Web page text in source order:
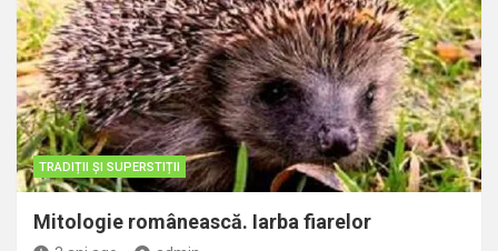
TRADIȚII ȘI SUPERSTIȚII
Mitologie românească. Iarba fiarelor